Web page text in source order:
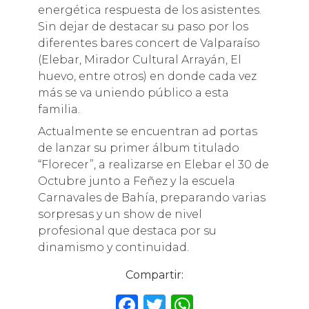
energética respuesta de los asistentes.
Sin dejar de destacar su paso por los
diferentes bares concert de Valparaíso
(Elebar, Mirador Cultural Arrayán, El
huevo, entre otros) en donde cada vez
más se va uniendo público a esta
familia.
Actualmente se encuentran ad portas
de lanzar su primer álbum titulado
“Florecer”, a realizarse en Elebar el 30 de
Octubre junto a Feñez y la escuela
Carnavales de Bahía, preparando varias
sorpresas y un show de nivel
profesional que destaca por su
dinamismo y continuidad.
Compartir: